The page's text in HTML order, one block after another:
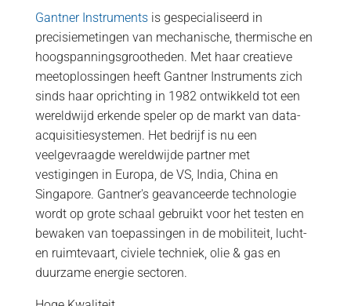
Gantner Instrumentsis gespecialiseerd in
precisiemetingen van mechanische, thermische en
hoogspanningsgrootheden. Met haar creatieve
meetoplossingen heeft Gantner Instruments zich
sinds haar oprichting in 1982 ontwikkeld tot een
wereldwijd erkende speler op de markt van data-
acquisitiesystemen. Het bedrijf is nu een
veelgevraagde wereldwijde partner met
vestigingen in Europa, de VS, India, China en
Singapore. Gantner's geavanceerde technologie
wordt op grote schaal gebruikt voor het testen en
bewaken van toepassingen in de mobiliteit, lucht-
en ruimtevaart, civiele techniek, olie & gas en
duurzame energie sectoren.